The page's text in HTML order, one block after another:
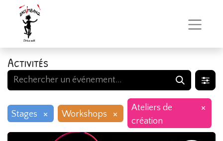
Activités
Stages × Workshops ×
Ateliers de
création
×